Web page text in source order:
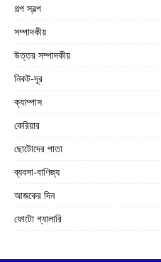
গল্প স্বল্প
সম্পাদকীয়
উত্তর সম্পাদকীয়
নিকট-দূর
ক্যাম্পাস
কেরিয়ার
ছোটোদের পাতা
ব্যবসা-বাণিজ্য
আজকের দিন
ফোটো গ্যালারি